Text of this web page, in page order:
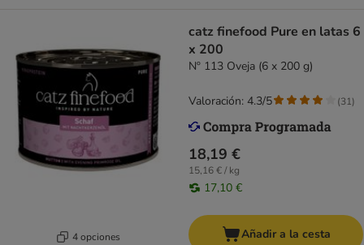
4 opciones
catz finefood Pure en latas 6
x 200
Nº 113 Oveja (6 x 200 g)
18,19 €
15,16 € / kg
17,10 €
Valoración: 4.3/5 (31)
Añadir a la cesta